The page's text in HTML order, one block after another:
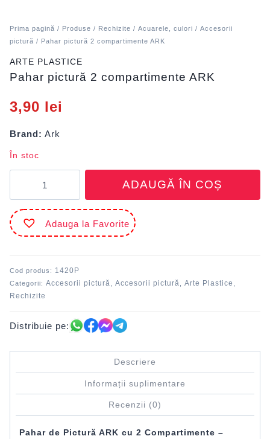
Prima pagină / Produse / Rechizite / Acuarele, culori / Accesorii
pictură / Pahar pictură 2 compartimente ARK
ARTE PLASTICE
Pahar pictură 2 compartimente ARK
3,90 lei
Brand: Ark
În stoc
pictură
2
compartimente
ARK
ADAUGĂ ÎN COȘ
Adauga la Favorite
Cod produs: 1420P
Categorii: Accesorii pictură, Accesorii pictură, Arte Plastice ,
Rechizite
Distribuie pe:
Descriere
Informații suplimentare
Recenzii (0)
Pahar de Pictură ARK cu 2 Compartimente –